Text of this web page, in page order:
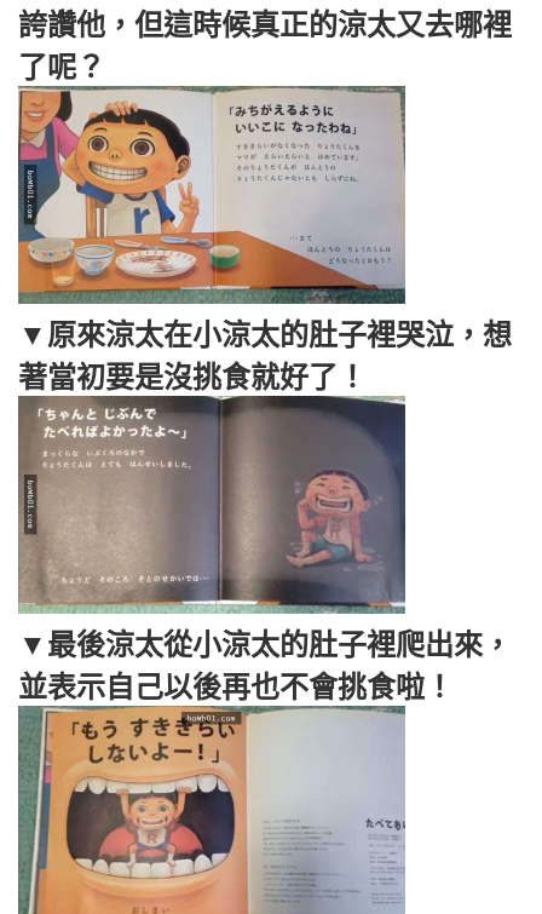
誇讚他，但這時候真正的涼太又去哪裡
了呢？
▼原來涼太在小涼太的肚子裡哭泣，想
著當初要是沒挑食就好了！
▼最後涼太從小涼太的肚子裡爬出來，
並表示自己以後再也不會挑食啦！